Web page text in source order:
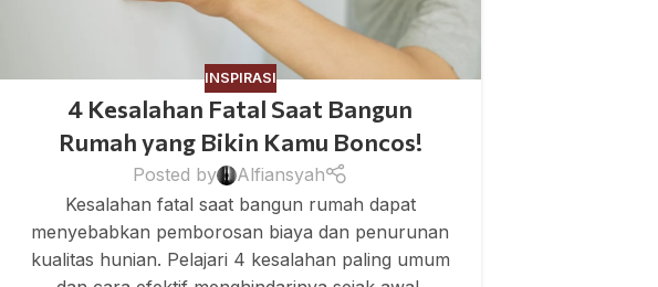
INSPIRASI
4 Kesalahan Fatal Saat Bangun
Rumah yang Bikin Kamu Boncos!
Posted by
Alfiansyah
Kesalahan fatal saat bangun rumah dapat
menyebabkan pemborosan biaya dan penurunan
kualitas hunian. Pelajari 4 kesalahan paling umum